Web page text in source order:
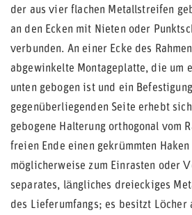
der aus vier flachen Metallstreifen
an den Ecken mit Nieten oder
verbunden. An einer Ecke des
abgewinkelte Montageplatte, die um
unten gebogen ist und ein
gegenüberliegenden Seite erhebt
gebogene Halterung orthogonal vom
freien Ende einen gekrümmten
möglicherweise zum Einrasten oder
separates, längliches dreieckiges
des Lieferumfangs; es besitzt Löcher